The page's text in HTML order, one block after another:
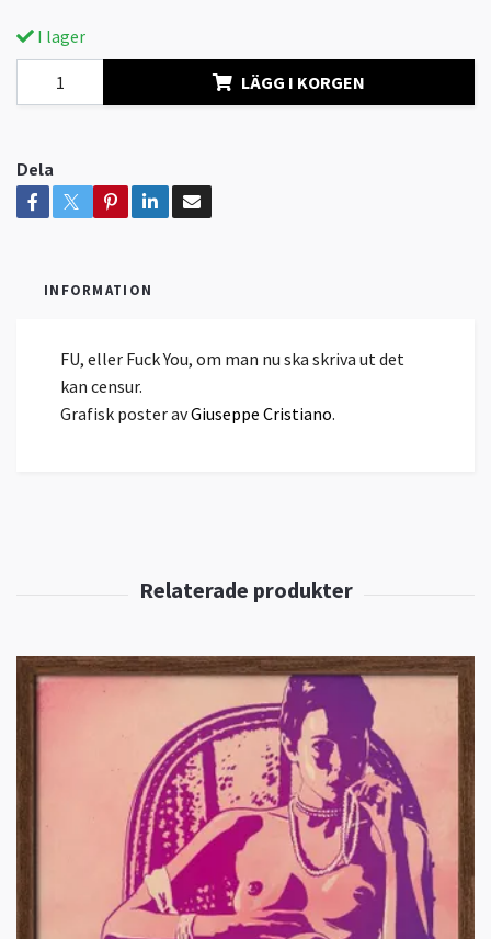
I lager
LÄGG I KORGEN
Dela
INFORMATION
FU, eller Fuck You, om man nu ska skriva ut det
kan censur.
Grafisk poster avGiuseppe Cristiano.